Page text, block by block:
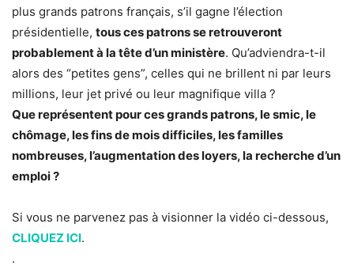
plus grands patrons français, s’il gagne l’élection
présidentielle, tous ces patrons se retrouveront
probablement à la tête d’un ministère. Qu’adviendra-t-il
alors des “petites gens”, celles qui ne brillent ni par leurs
millions, leur jet privé ou leur magnifique villa ?
Que représentent pour ces grands patrons, le smic, le
chômage, les fins de mois difficiles, les familles
nombreuses, l’augmentation des loyers, la recherche d’un
emploi ?
Si vous ne parvenez pas à visionner la vidéo ci-dessous,
CLIQUEZ ICI.
.